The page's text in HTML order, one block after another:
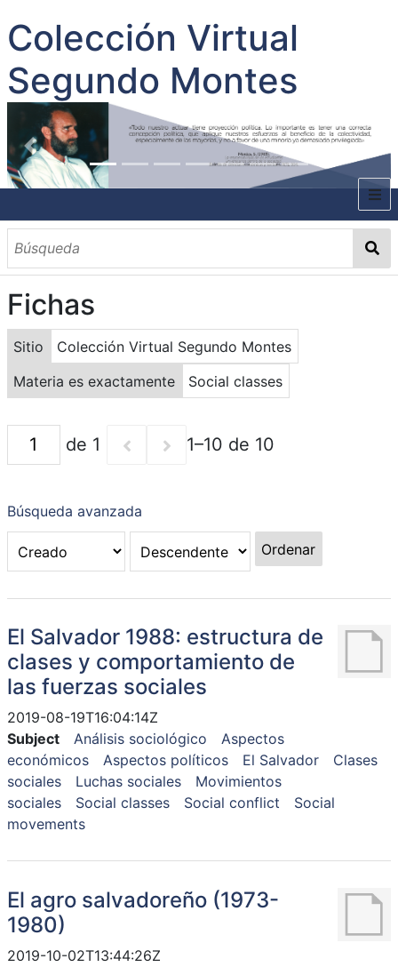
Colección Virtual
Segundo Montes
INICIO
SOBRE EL AUTOR
CONTENIDO
TODOS LOS DOCUMENTOS
CATEGORIAS
OBRAS SOBRE EL AUTOR P. SEGUNDO MONTES
MATERIAS
PALABRAS CLAVES
MULTIMEDIA
GALERÍA
Fichas
Sitio
Colección Virtual Segundo Montes
Materia es exactamente
Social classes
de 1 1–10 de 10
Búsqueda avanzada
Ordenar
El Salvador 1988: estructura de
clases y comportamiento de
las fuerzas sociales
2019-08-19T16:04:14Z
Subject
Análisis sociológico
Aspectos
económicos
Aspectos políticos El Salvador
Clases
sociales
Luchas sociales
Movimientos
sociales
Social classes Social conflict
Social
movements
El agro salvadoreño (1973-
1980)
2019-10-02T13:44:26Z